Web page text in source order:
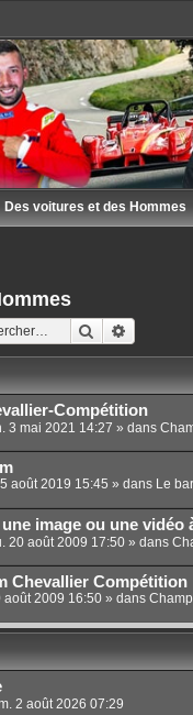
Des voitures et des Hommes
Rechercher
Compétition
3 mai 2021 14:27 » dans
août 2019 15:45 » dans Le
image ou une vidéo
20 août 2009 17:50» dans
Chevallier Compétition
août 2009 16:50» dans
2 août 2026 07:29